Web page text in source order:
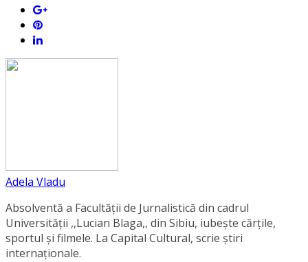
Adela Vladu
Absolventă a Facultății de Jurnalistică din cadrul
Universității ,,Lucian Blaga,, din Sibiu, iubește cărțile,
sportul și filmele. La Capital Cultural, scrie știri
internaționale.